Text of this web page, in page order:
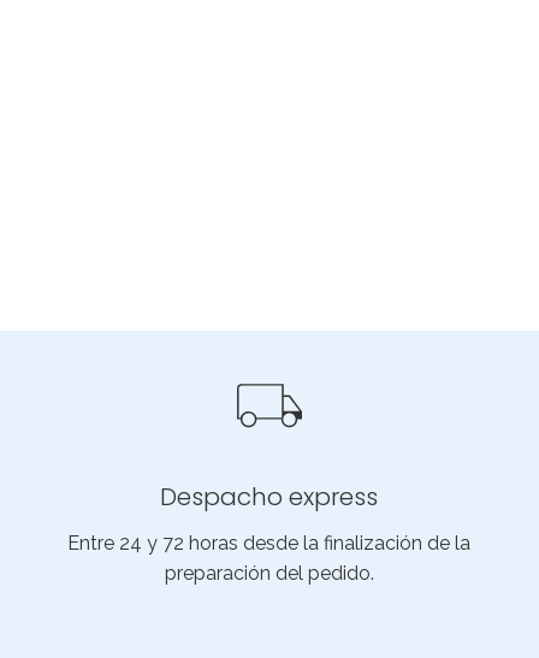
Despacho express
Entre 24 y 72 horas desde la finalización de la
preparación del pedido.